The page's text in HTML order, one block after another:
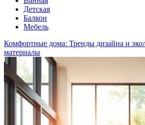
Детская
Балкон
Мебель
Комфортные дома: Тренды дизайна и
материалы